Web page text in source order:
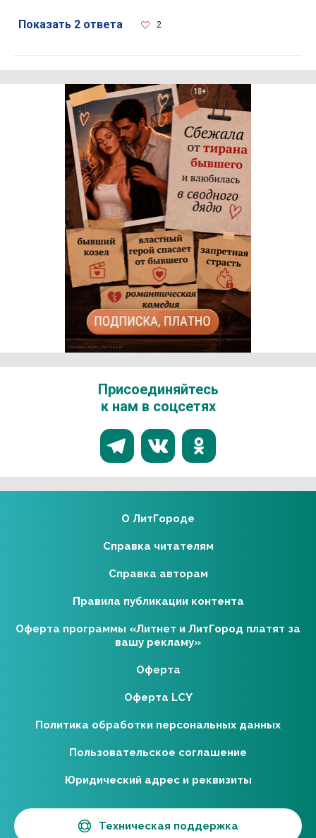
Показать 2 ответа 2
Присоединяйтесь
к нам в соцсетях
Реклама 16+ АО «ЛитГород»
О ЛитГороде
Справка читателям
Справка авторам
Правила публикации контента
Оферта программы «Литнет и ЛитГород платят за
вашу рекламу»
Оферта
Оферта LCY
Политика обработки персональных данных
Пользовательское соглашение
Юридический адрес и реквизиты
Техническая поддержка